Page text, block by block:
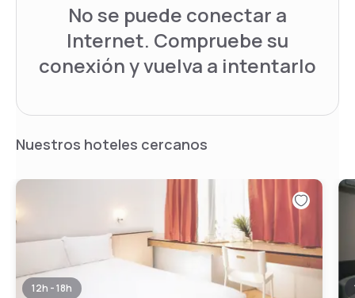
No se puede conectar a
Internet. Compruebe su
conexión y vuelva a intentarlo
Nuestros hoteles cercanos
12h - 18h